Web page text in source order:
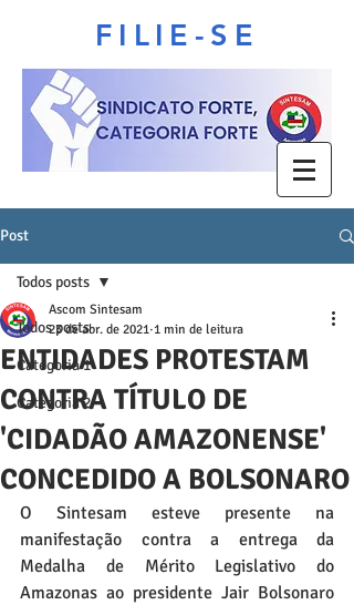
FILIE-SE
Post
Todos posts
Categoria 1
Categoria 2
Todos posts
ENTIDADES PROTESTAM
CONTRA TÍTULO DE
'CIDADÃO AMAZONENSE'
CONCEDIDO A BOLSONARO
Ascom Sintesam
23 de abr. de 2021 1 min de leitura
O Sintesam esteve presente na
manifestação contra a entrega da
Medalha de Mérito Legislativo do
Amazonas ao presidente Jair Bolsonaro